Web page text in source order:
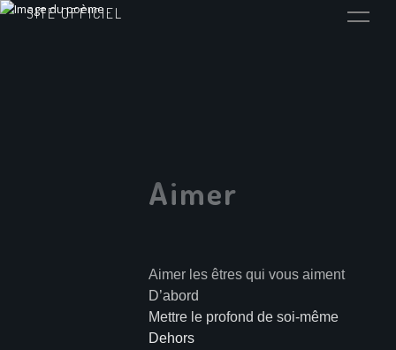
SITE OFFICIEL
Aimer
Aimer les êtres qui vous aiment
D’abord
Mettre le profond de soi-même
Dehors